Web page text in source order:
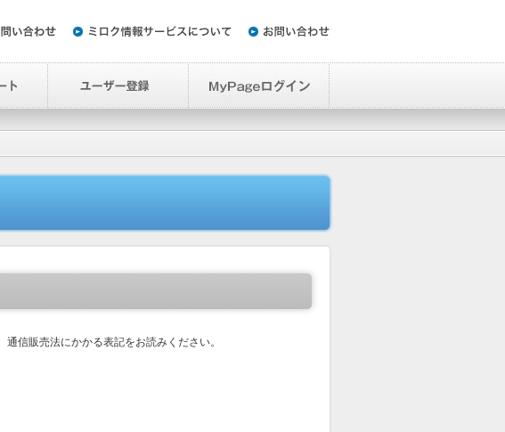
信販売法にかかる表記をお読みください。